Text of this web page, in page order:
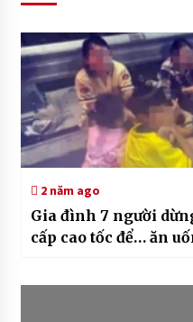
2 năm ago
Gia đình 7 người
cấp cao tốc để… ăn